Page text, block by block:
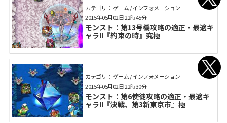
カテゴリ： ゲーム / インフォメーション
モンスト：第13号機攻略の適正・最適キ
ャラ!!『約束の時』究極
2015年05月02日 22時45分
カテゴリ： ゲーム / インフォメーション
モンスト：第6使徒攻略の適正・最適キ
ャラ!!『決戦、第3新東京市』極
2015年05月02日 22時30分